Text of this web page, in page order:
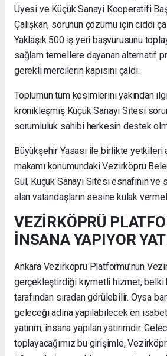
Üyesi ve Küçük Sanayi Kooperatifi
Çalışkan, sorunun çözümü için ciddi
Yaklaşık 500 iş yeri başvurusunu
sağlam temellere dayanan alternatif
gerekli mercilerin kapısını çaldı.
Toplumun tüm kesimlerini yakından
kronikleşmiş Küçük Sanayi Sitesi
sorumluluk sahibi herkesin destek
Büyükşehir Yasası ile birlikte yetkileri
makamı konumundaki Vezirköprü
Gül, Küçük Sanayi Sitesi esnafının ve
alan vatandaşların sesine kulak
VEZİRKÖPRÜ
İNSANA YAPIYOR
Ankara Vezirköprü Platformu’nun
gerçekleştirdiği kıymetli hizmet, belki
tarafından sıradan görülebilir. Oysa
geleceği adına yapılabilecek en
yatırım, insana yapılan yatırımdır.
toplayacağımız bu girişimle,